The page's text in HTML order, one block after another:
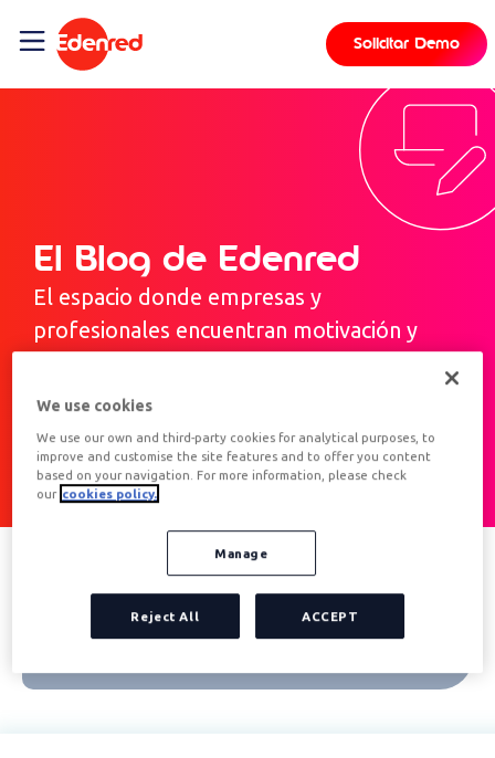
Solicitar Demo
El Blog de Edenred
El espacio donde empresas y
profesionales encuentran motivación y
We use cookies
We use our own and third-party cookies for analytical purposes, to
improve and customise the site features and to offer you content
based on your navigation. For more information, please check
our cookies policy.
Manage
Reject All ACCEPT